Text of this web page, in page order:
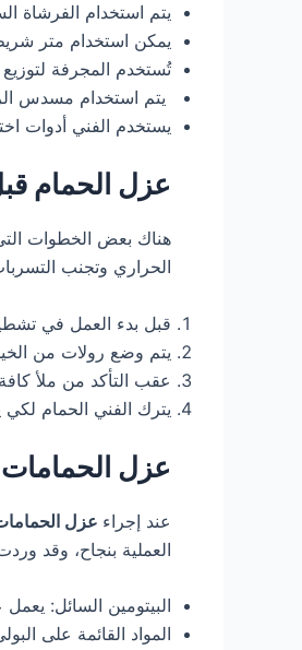
يتم استخدام الفرشاة
يمكن استخدام متر
تُستخدم المجرفة لتوزيع
يتم استخدام مسدس
يستخدم الفني أدوات
عزل الحمام
هناك بعض الخطوات
الحراري وتجنب
قبل بدء العمل في
يتم وضع رولات من
عقب التأكد من ملأ
يترك الفني الحمام لكي
عزل الحمامات
عند إجراء عزل
العملية بنجاح، وقد
البيتومين السائل:
المواد القائمة على